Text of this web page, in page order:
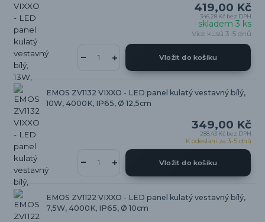
419,00 Kč
346,28 Kč bez DPH
skladem 3 ks
Více kusů 3-5 dnů
Vložit do košíku
EMOS ZV1132 VIXXO - LED panel kulatý vestavný bílý,
10W, 4000K, IP65, Ø 12,5cm
349,00 Kč
288,43 Kč bez DPH
K odeslání za 3-5 dnů
Vložit do košíku
EMOS ZV1122 VIXXO - LED panel kulatý vestavný bílý,
7,5W, 4000K, IP65, Ø 10cm